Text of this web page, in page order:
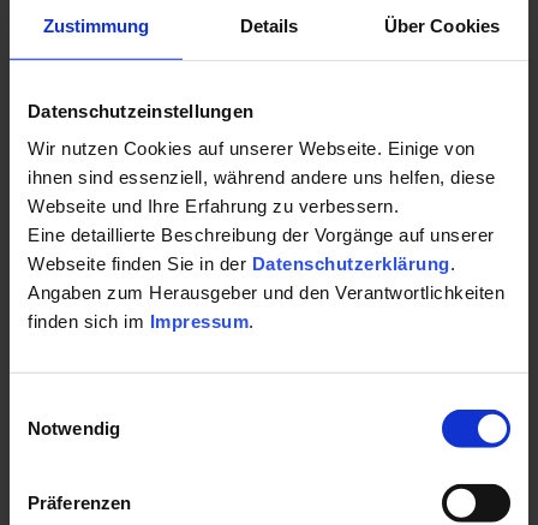
Zustimmung Details Über Cookies
Datenschutzeinstellungen
Wir nutzen Cookies auf unserer Webseite. Einige von
ihnen sind essenziell, während andere uns helfen, diese
Webseite und Ihre Erfahrung zu verbessern.
Eine detaillierte Beschreibung der Vorgänge auf unserer
Webseite finden Sie in der Datenschutzerklärung.
Angaben zum Herausgeber und den Verantwortlichkeiten
finden sich im Impressum.
Notwendig
Präferenzen
Staatlich anerkannter Erholungsort Kirchham |
Kirchham
Campingwoche am Preishof
Kurcamping mit Sauna- und Wellnessoase auf 1000 qm
ab 371.98€
Detailseite